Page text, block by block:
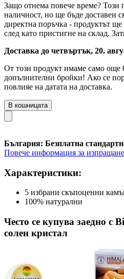
Защо отнема повече време? Този
наличност, но ще бъде доставен
директна поръчка - продуктът ще
след като пристигне на склад.
Доставка до четвъртък, 20.
От този продукт имаме само още
допълнителни бройки! Ако се
повлияе на датата на доставка.
В кошницата
България: Безплатна
Повече информация за
Характеристики:
5 избрани скъпоценни
100% натурални
Често се купува заедно с
солен кристал